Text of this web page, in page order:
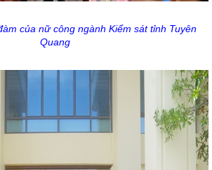
của nữ công ngành Kiểm sát tỉnh Tuyên
Quang